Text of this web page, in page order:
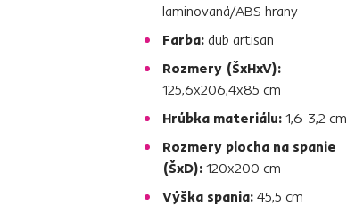
laminovaná/ABS hrany
Farba: dub artisan
Rozmery (ŠxHxV):
125,6x206,4x85 cm
Hrúbka materiálu: 1,6-3,2 cm
Rozmery plocha na spanie
(ŠxD): 120x200 cm
Výška spania: 45,5 cm